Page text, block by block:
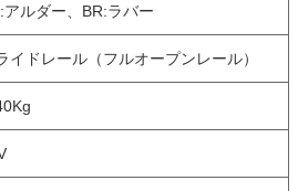
アルダー、BR:ラバー
イドレール（フルオープンレール）